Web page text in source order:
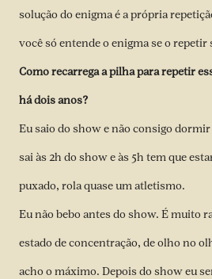
solução do enigma é a própria
você só entende o enigma se o repetir
Como recarrega a pilha para repetir
há dois anos?
Eu saio do show e não consigo
sai às 2h do show e às 5h tem que
puxado, rola quase um atletismo.
Eu não bebo antes do show. É muito
estado de concentração, de olho no
acho o máximo. Depois do show eu